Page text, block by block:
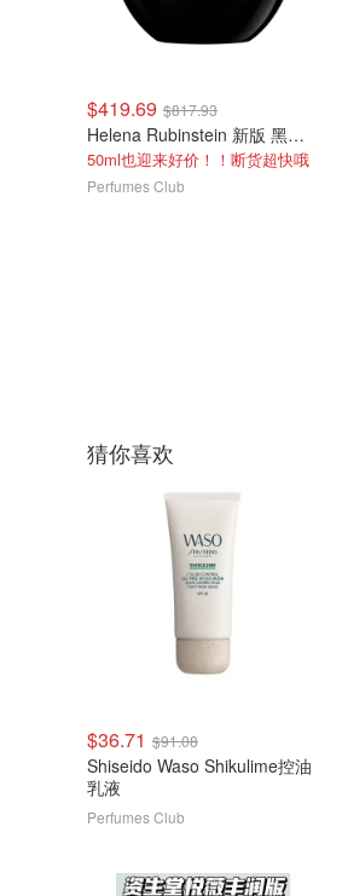
$419.69 $817.93
Helena Rubinstein 新版 黑绷带面霜 50ml
50ml也迎来好价！！断货超快哦
Perfumes Club
猜你喜欢
$36.71 $91.08
Shiseido Waso Shikulime控油
乳液
Perfumes Club